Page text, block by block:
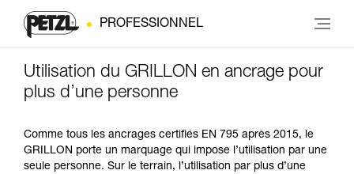
PROFESSIONNEL
Utilisation du GRILLON en ancrage pour
plus d’une personne
Comme tous les ancrages certifiés EN 795 après 2015, le
GRILLON porte un marquage qui impose l’utilisation par une
seule personne. Sur le terrain, l’utilisation par plus d’une